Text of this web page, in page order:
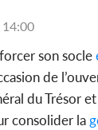
son socle
de
du Trésor
consolider la